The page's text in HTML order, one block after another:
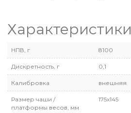
Характеристики
НПВ, г 8100
Дискретность, г 0,1
Калибровка внешняя
Размер чаши /
платформы весов, мм
175х145